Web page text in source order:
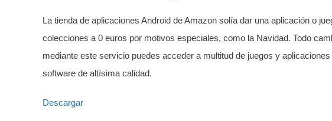
La tienda de aplicaciones Android de Amazon solía dar una aplicación o
colecciones a 0 euros por motivos especiales, como la Navidad. Todo
mediante este servicio puedes acceder a multitud de juegos y
software de altísima calidad.
Descargar